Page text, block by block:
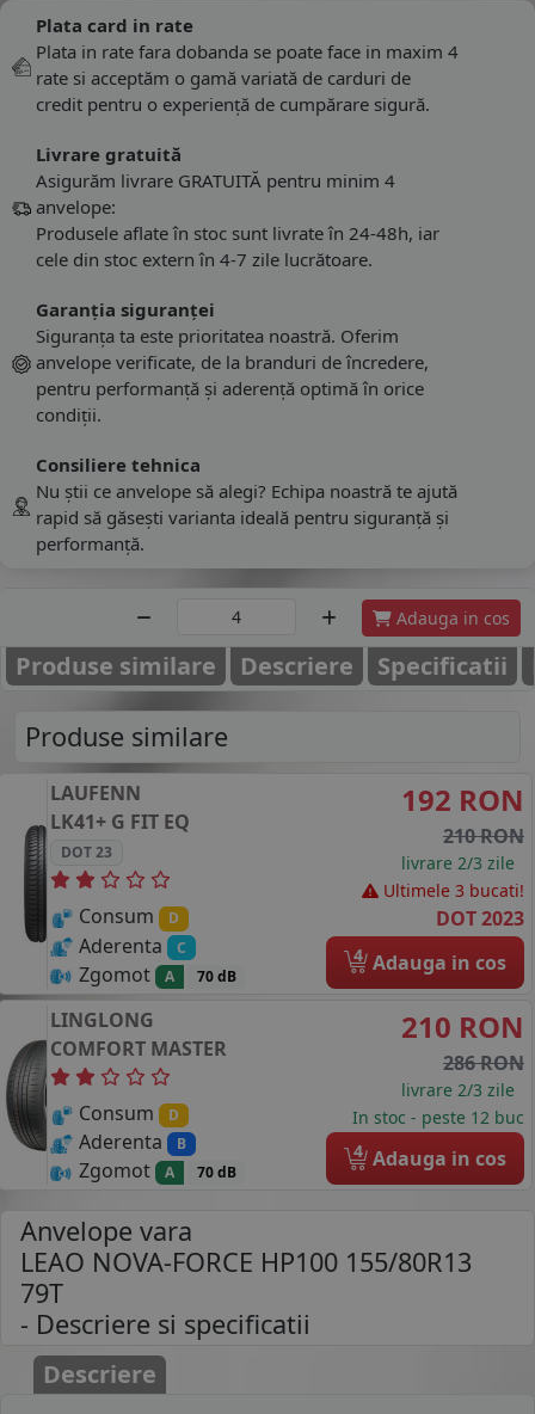
Plata card in rate
Plata in rate fara dobanda se poate face in maxim 4
rate si acceptăm o gamă variată de carduri de
credit pentru o experiență de cumpărare sigură.
Livrare gratuită
Asigurăm livrare GRATUITĂ pentru minim 4
anvelope:
Produsele aflate în stoc sunt livrate în 24-48h, iar
cele din stoc extern în 4-7 zile lucrătoare.
Garanția siguranței
Siguranța ta este prioritatea noastră. Oferim
anvelope verificate, de la branduri de încredere,
pentru performanță și aderență optimă în orice
condiții.
Consiliere tehnica
Nu știi ce anvelope să alegi? Echipa noastră te ajută
rapid să găsești varianta ideală pentru siguranță și
performanță.
Adauga in cos
Produse similare Descriere Specificatii
Produse similare
LAUFENN
LK41+ G FIT EQ
DOT 23
Consum D
Aderenta C
Zgomot A 70 dB
192 RON
210 RON
livrare 2/3 zile
Ultimele 3 bucati!
DOT 2023
4 Adauga in cos
LINGLONG
COMFORT MASTER
Consum D
Aderenta B
Zgomot A 70 dB
210 RON
286 RON
livrare 2/3 zile
In stoc - peste 12 buc
4 Adauga in cos
Anvelope vara
LEAO NOVA-FORCE HP100 155/80R13
79T
- Descriere si specificatii
Descriere